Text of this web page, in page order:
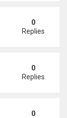
kém 6 tuổi
0
Replies
0
Replies
0